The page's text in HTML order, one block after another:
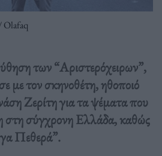
Olafaq
των “Αριστερόχειρων”,
με τον σκηνοθέτη, ηθοποιό
Ζερίτη για τα ψέματα που
στη σύγχρονη Ελλάδα, καθώς
Πεθερά”.